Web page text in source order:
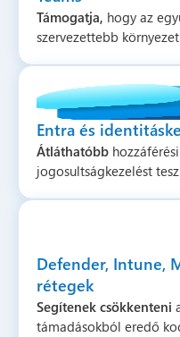
Támogatja, hogy az
szervezettebb
Entra és
Átláthatóbb
jogosultságkezelést
Defender, Intune,
rétegek
Segítenek csökkenteni
támadásokból eredő